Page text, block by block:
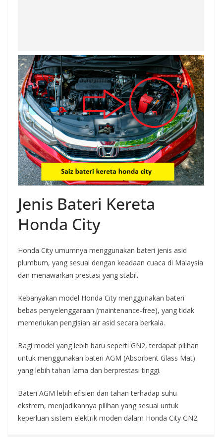
Jenis Bateri Kereta
Honda City
Honda City umumnya menggunakan bateri jenis asid
plumbum, yang sesuai dengan keadaan cuaca di Malaysia
dan menawarkan prestasi yang stabil.
Kebanyakan model Honda City menggunakan bateri
bebas penyelenggaraan (maintenance-free), yang tidak
memerlukan pengisian air asid secara berkala.
Bagi model yang lebih baru seperti GN2, terdapat pilihan
untuk menggunakan bateri AGM (Absorbent Glass Mat)
yang lebih tahan lama dan berprestasi tinggi.
Bateri AGM lebih efisien dan tahan terhadap suhu
ekstrem, menjadikannya pilihan yang sesuai untuk
keperluan sistem elektrik moden dalam Honda City GN2.